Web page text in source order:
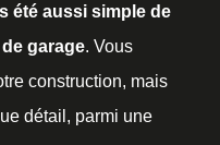
été aussi simple de
garage. Vous
construction, mais
détail, parmi une